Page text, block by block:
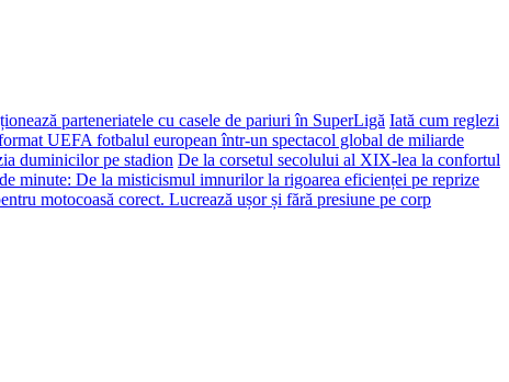
parteneriatele cu casele de pariuri în SuperLigă Iată cum reglezi
UEFA fotbalul european într-un spectacol global de miliarde
duminicilor pe stadion De la corsetul secolului al XIX-lea la confortul
minute: De la misticismul imnurilor la rigoarea eficienței pe reprize
motocoasă corect. Lucrează ușor și fără presiune pe corp